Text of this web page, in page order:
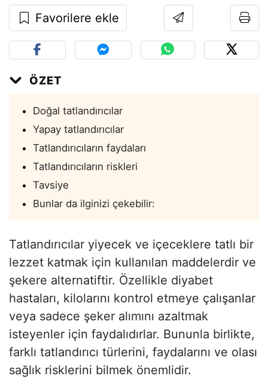
Favorilere ekle
ÖZET
Doğal tatlandırıcılar
Yapay tatlandırıcılar
Tatlandırıcıların faydaları
Tatlandırıcıların riskleri
Tavsiye
Bunlar da ilginizi çekebilir:
Tatlandırıcılar yiyecek ve içeceklere tatlı bir
lezzet katmak için kullanılan maddelerdir ve
şekere alternatiftir. Özellikle diyabet
hastaları, kilolarını kontrol etmeye çalışanlar
veya sadece şeker alımını azaltmak
isteyenler için faydalıdırlar. Bununla birlikte,
farklı tatlandırıcı türlerini, faydalarını ve olası
sağlık risklerini bilmek önemlidir.